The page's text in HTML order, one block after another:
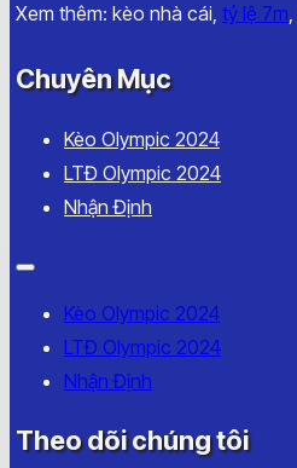
Xem thêm: kèo nhà cái, tỷ lệ 7m,
Chuyên Mục
Kèo Olympic 2024
LTĐ Olympic 2024
Nhận Định
Kèo Olympic 2024
LTĐ Olympic 2024
Nhận Định
Theo dõi chúng tôi